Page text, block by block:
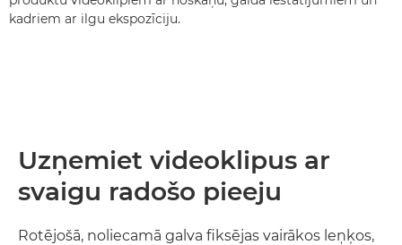
kadriem ar ilgu ekspozīciju.
Uzņemiet videoklipus ar
svaigu radošo pieeju
Rotējošā, noliecamā galva fiksējas vairākos leņķos,